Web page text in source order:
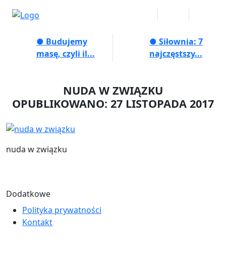
● Budujemy
masę, czyli il...
● Siłownia: 7
najczęstszy...
NUDA W ZWIĄZKU
OPUBLIKOWANO: 27 LISTOPADA 2017
nuda w związku
Dodatkowe
Polityka prywatności
Kontakt